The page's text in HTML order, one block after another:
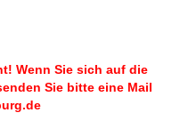
Wenn Sie sich auf die
Sie bitte eine Mail